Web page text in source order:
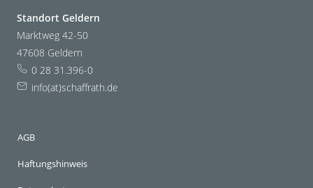
Standort Geldern
Marktweg 42-50
47608 Geldern
0 28 31.396-0
info(at)schaffrath.de
AGB
Haftungshinweis